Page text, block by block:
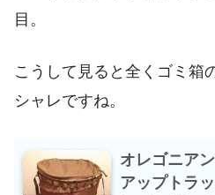
目。
こうして見ると全くゴミ箱
シャレですね。
オレゴニア
アップトラ